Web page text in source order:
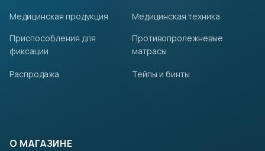
Медицинская продукция
Медицинская техника
Приспособления для
фиксации
Противопролежневые
матрасы
Распродажа Тейпы и бинты
О МАГАЗИНЕ